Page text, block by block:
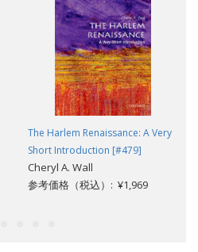
The Harlem Renaissance: A Very
Short Introduction [#479]
Cheryl A. Wall
参考価格（税込）: ¥1,969